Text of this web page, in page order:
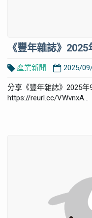
《豐年雜誌》
產業新聞 2025/
分享《豐年雜誌》2025
https://reurl.cc/VWvnxA...